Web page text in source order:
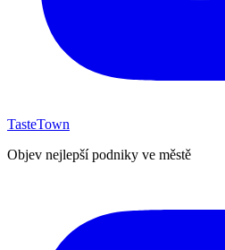
TasteTown
Objev nejlepší podniky ve městě